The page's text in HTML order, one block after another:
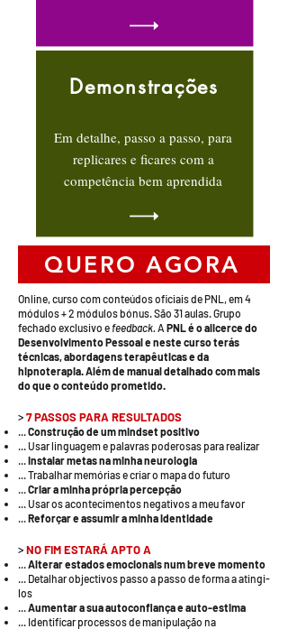
Demonstrações
Em detalhe, passo a passo, para
replicares e ficares com a
competência bem aprendida
QUERO AGORA
Online, curso com conteúdos oficiais de PNL, em 4
módulos + 2 módulos bónus. São 31 aulas. Grupo
fechado exclusivo efeedback.A PNL é o alicerce do
Desenvolvimento Pessoal e neste curso terás
técnicas, abordagens terapêuticas e da
hipnoterapia. Além de manual detalhado com mais
do que o conteúdo prometido.
>7 PASSOS PARA RESULTADOS
...Construção de um mindset positivo
... Usar linguagem e palavras poderosas para realizar
...Instalar metas na minha neurologia
... Trabalhar memórias e criar o mapa do futuro
...Criar a minha própria percepção
... Usar os acontecimentos negativos a meu favor
...Reforçar e assumir a minha identidade
>NO FIM ESTARÁ APTO A
...Alterar estados emocionais num breve momento
... Detalhar objectivos passo a passo de forma a atingi-
los
...Aumentar a sua autoconfiança e auto-estima
... Identificar processos de manipulação na